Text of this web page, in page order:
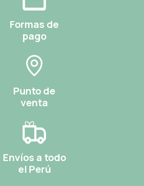
Formas de
pago
Punto de
venta
Envíos a todo
el Perú